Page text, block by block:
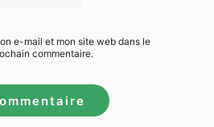
e-mail et mon site web dans le
commentaire.